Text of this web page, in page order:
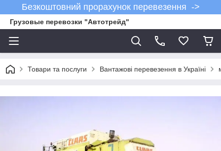
Безкоштовний прорахунок перевезення ->
Грузовые перевозки "Автотрейд"
Товари та послуги Вантажові перевезення в Україні